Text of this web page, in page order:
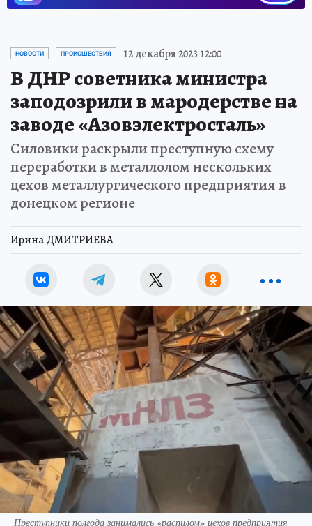
НОВОСТИ ПРОИСШЕСТВИЯ 12 декабря 2023 12:00
В ДНР советника министра
заподозрили в мародерстве на
заводе «Азовэлектросталь»
Силовики раскрыли преступную схему
переработки в металлолом нескольких
цехов металлургического предприятия в
донецком регионе
Ирина ДМИТРИЕВА
Преступники полгода занимались «распилом» цехов предприятия